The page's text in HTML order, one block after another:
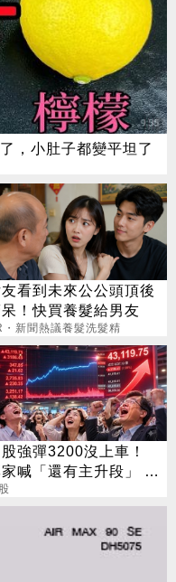
，小肚子都變平坦了
看到未來公公頭頂後
！快買養髮給男友
・新聞熱議養髮洗髮精
強彈3200沒上車！
喊「還有主升段」 終
標曝光